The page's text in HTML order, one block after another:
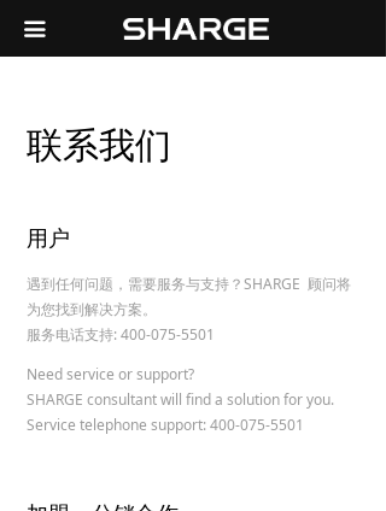
끀
首页
京东自营店
联系我们
联系我们
用户
遇到任何问题，需要服务与支持？SHARGE 顾问将
为您找到解决方案。
服务电话支持: 400-075-5501
Need service or support?
SHARGE consultant will find a solution for you.
Service telephone support: 400-075-5501